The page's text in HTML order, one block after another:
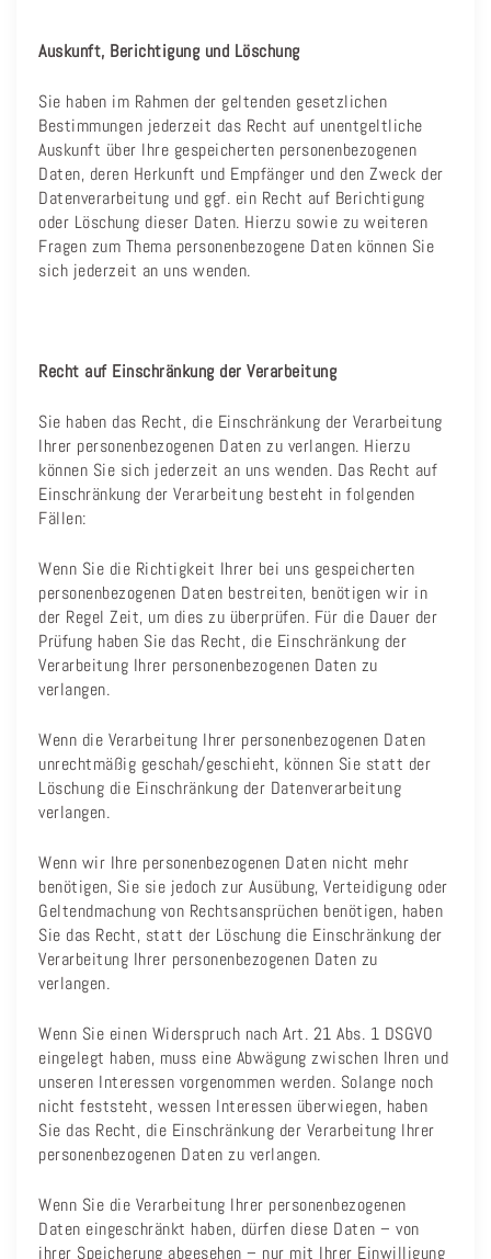
Auskunft, Berichtigung und Löschung
Sie haben im Rahmen der geltenden gesetzlichen
Bestimmungen jederzeit das Recht auf unentgeltliche
Auskunft über Ihre gespeicherten personenbezogenen
Daten, deren Herkunft und Empfänger und den Zweck der
Datenverarbeitung und ggf. ein Recht auf Berichtigung
oder Löschung dieser Daten. Hierzu sowie zu weiteren
Fragen zum Thema personenbezogene Daten können Sie
sich jederzeit an uns wenden.
Recht auf Einschränkung der Verarbeitung
Sie haben das Recht, die Einschränkung der Verarbeitung
Ihrer personenbezogenen Daten zu verlangen. Hierzu
können Sie sich jederzeit an uns wenden. Das Recht auf
Einschränkung der Verarbeitung besteht in folgenden
Fällen:
Wenn Sie die Richtigkeit Ihrer bei uns gespeicherten
personenbezogenen Daten bestreiten, benötigen wir in
der Regel Zeit, um dies zu überprüfen. Für die Dauer der
Prüfung haben Sie das Recht, die Einschränkung der
Verarbeitung Ihrer personenbezogenen Daten zu
verlangen.
Wenn die Verarbeitung Ihrer personenbezogenen Daten
unrechtmäßig geschah/geschieht, können Sie statt der
Löschung die Einschränkung der Datenverarbeitung
verlangen.
Wenn wir Ihre personenbezogenen Daten nicht mehr
benötigen, Sie sie jedoch zur Ausübung, Verteidigung oder
Geltendmachung von Rechtsansprüchen benötigen, haben
Sie das Recht, statt der Löschung die Einschränkung der
Verarbeitung Ihrer personenbezogenen Daten zu
verlangen.
Wenn Sie einen Widerspruch nach Art. 21 Abs. 1 DSGVO
eingelegt haben, muss eine Abwägung zwischen Ihren und
unseren Interessen vorgenommen werden. Solange noch
nicht feststeht, wessen Interessen überwiegen, haben
Sie das Recht, die Einschränkung der Verarbeitung Ihrer
personenbezogenen Daten zu verlangen.
Wenn Sie die Verarbeitung Ihrer personenbezogenen
Daten eingeschränkt haben, dürfen diese Daten – von
ihrer Speicherung abgesehen – nur mit Ihrer Einwilligung